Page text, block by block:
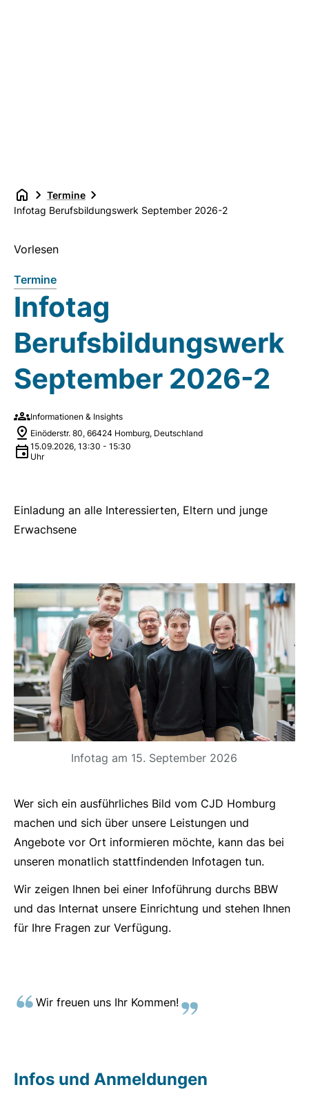
Termine
Infotag Berufsbildungswerk September 2026-2
Vorlesen
Termine
Infotag
Berufsbildungswerk
September 2026-2
Informationen & Insights
Einöderstr. 80, 66424 Homburg, Deutschland
15.09.2026, 13:30 - 15:30
Uhr
Einladung an alle Interessierten, Eltern und junge
Erwachsene
Infotag am 15. September 2026
Wer sich ein ausführliches Bild vom CJD Homburg
machen und sich über unsere Leistungen und
Angebote vor Ort informieren möchte, kann das bei
unseren monatlich stattfindenden Infotagen tun.
Wir zeigen Ihnen bei einer Infoführung durchs BBW
und das Internat unsere Einrichtung und stehen Ihnen
für Ihre Fragen zur Verfügung.
Wir freuen uns Ihr Kommen!
Infos und Anmeldungen